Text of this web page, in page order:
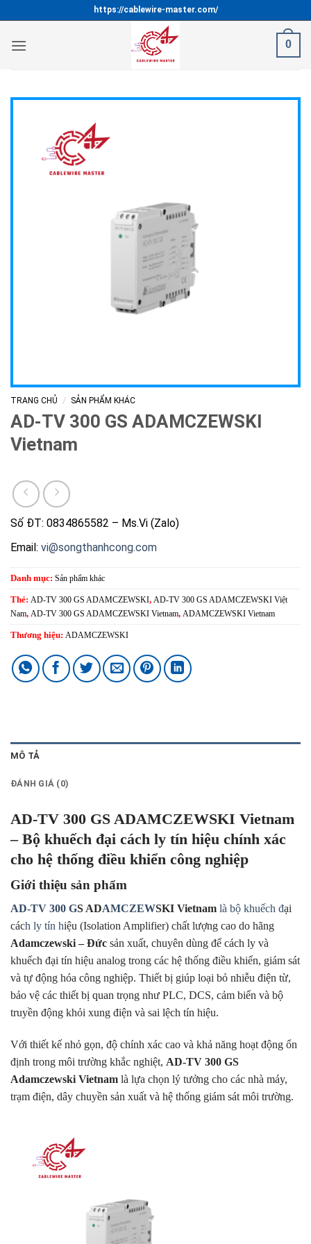
qua
nội
https://cablewire-master.com/
0
TRANG CHỦ / SẢN PHẨM KHÁC
AD-TV 300 GS ADAMCZEWSKI
Vietnam
Số ĐT: 0834865582 – Ms.Vi (Zalo)
Email: vi@songthanhcong.com
Danh mục: Sản phẩm khác
Thẻ: AD-TV 300 GS ADAMCZEWSKI, AD-TV 300 GS ADAMCZEWSKI Việt
Nam, AD-TV 300 GS ADAMCZEWSKI Vietnam, ADAMCZEWSKI Vietnam
Thương hiệu: ADAMCZEWSKI
MÔ TẢ
ĐÁNH GIÁ (0)
AD-TV 300 GS ADAMCZEWSKI Vietnam
– Bộ khuếch đại cách ly tín hiệu chính xác
cho hệ thống điều khiển công nghiệp
Giới thiệu sản phẩm
AD-TV 300 GS ADAMCZEWSKI Vietnam là bộ khuếch đại
cách ly tín hiệu (Isolation Amplifier) chất lượng cao do hãng
Adamczewski – Đức sản xuất, chuyên dùng để cách ly và
khuếch đại tín hiệu analog trong các hệ thống điều khiển, giám sát
và tự động hóa công nghiệp. Thiết bị giúp loại bỏ nhiễu điện từ,
bảo vệ các thiết bị quan trọng như PLC, DCS, cảm biến và bộ
truyền động khỏi xung điện và sai lệch tín hiệu.
Với thiết kế nhỏ gọn, độ chính xác cao và khả năng hoạt động ổn
định trong môi trường khắc nghiệt, AD-TV 300 GS
Adamczewski Vietnam là lựa chọn lý tưởng cho các nhà máy,
trạm điện, dây chuyền sản xuất và hệ thống giám sát môi trường.